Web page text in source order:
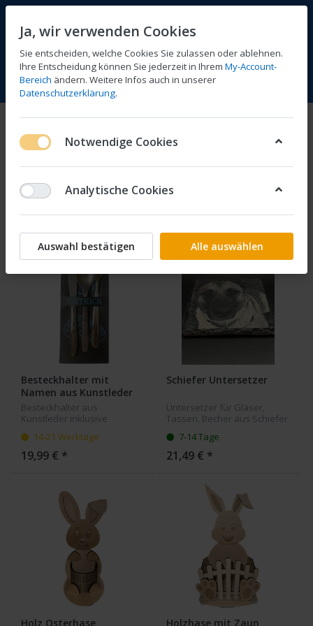
Menü Anmelden Vergleichen Wunschliste
1
Produkte markiert mit
1-4von
Filtern Sortieren
Besteckhalter mit
Namen aus Kunstleder
Besteckhalter aus
Kunstleder inklusive
für Hochzeiten oder größere
Feiern mit Sitzordnung
geeignet. Der Besteckhalter
14-21 Werktage
19,99 € *
Schiefer Untersetzer
Untersetzer für Gläser,
Tassen, Becher aus Schiefer
Untersetzer haben eine
Größe von 10x10 cm.
7-14 Tage
21,49 € *
Holz Osterhase Holzhase mit Zaun
Ja, wir verwenden Cookies
Sie entscheiden, welche Cookies Sie zulassen oder ablehnen.
Ihre Entscheidung können Sie jederzeit in Ihrem My-Account-
Bereich ändern. Weitere Infos auch in unserer
Datenschutzerklärung.
Notwendige Cookies
Analytische Cookies
Auswahl bestätigen Alle auswählen